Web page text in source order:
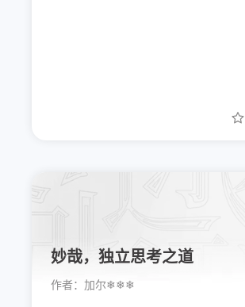
妙哉，独立思考之道
作者： 加尔❄❄❄